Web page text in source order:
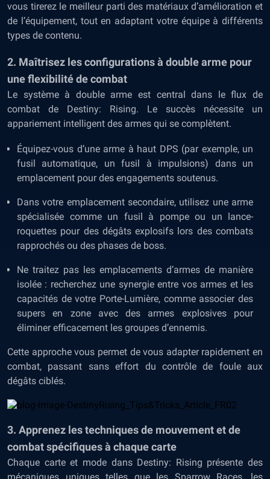
vous tirerez le meilleur parti des matériaux d’amélioration et
de l’équipement, tout en adaptant votre équipe à différents
types de contenu.
2. Maîtrisez les configurations à double arme pour
une flexibilité de combat
Le système à double arme est central dans le flux de
combat de Destiny: Rising. Le succès nécessite un
appariement intelligent des armes qui se complètent.
Équipez-vous d’une arme à haut DPS (par exemple, un
fusil automatique, un fusil à impulsions) dans un
emplacement pour des engagements soutenus.
Dans votre emplacement secondaire, utilisez une arme
spécialisée comme un fusil à pompe ou un lance-
roquettes pour des dégâts explosifs lors des combats
rapprochés ou des phases de boss.
Ne traitez pas les emplacements d’armes de manière
isolée : recherchez une synergie entre vos armes et les
capacités de votre Porte-Lumière, comme associer des
supers en zone avec des armes explosives pour
éliminer efficacement les groupes d’ennemis.
Cette approche vous permet de vous adapter rapidement en
combat, passant sans effort du contrôle de foule aux
dégâts ciblés.
3. Apprenez les techniques de mouvement et de
combat spécifiques à chaque carte
Chaque carte et mode dans Destiny: Rising présente des